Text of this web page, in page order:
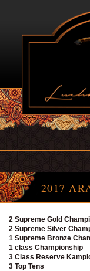
2017
2 Supreme Gold
2 Supreme Silver
1 Supreme Bronze
1 class Championship
3 Class Reserve
3 Top Tens